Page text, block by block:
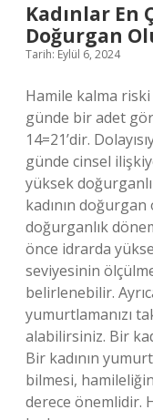
Kadınlar En
Doğurgan
Tarih: Eylül 6, 2024
Hamile kalma
günde bir adet
14=21’dir.
günde cinsel
yüksek
kadının doğurgan
doğurganlık
önce idrarda
seviyesinin
belirlenebilir.
yumurtlamanızı
alabilirsiniz. Bir
Bir kadının
bilmesi,
derece önemlidir.